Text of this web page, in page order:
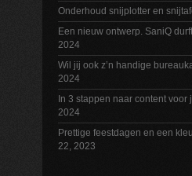
Onderhoud snijplotter en
Een nieuw ontwerp. SaniQ
2024
Wil jij ook z’n handige
2024
In 3 stappen naar content voor
2024
Prettige feestdagen en een
22, 2023